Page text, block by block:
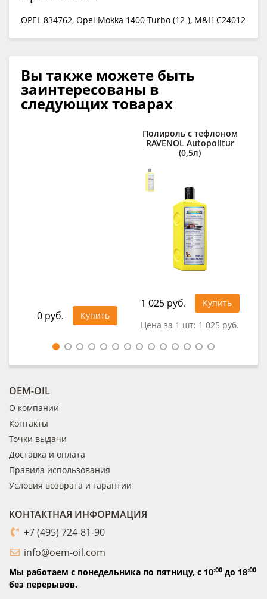
OPEL 834762, Opel Mokka 1400 Turbo (12-), M&H C24012
Вы также можете быть
заинтересованы в
следующих товарах
0 руб. Купить
Полироль с тефлоном
RAVENOL Autopolitur
(0,5л)
1 025 руб.
Купить
Цена за 1 шт: 1 025 руб.
OEM-OIL
О компании
Контакты
Точки выдачи
Доставка и оплата
Правила использования
Условия возврата и гарантии
КОНТАКТНАЯ ИНФОРМАЦИЯ
+7 (495) 724-81-90
info@oem-oil.com
Мы работаем с понедельника по пятницу, с 10:00 до 18:00
без перерывов.